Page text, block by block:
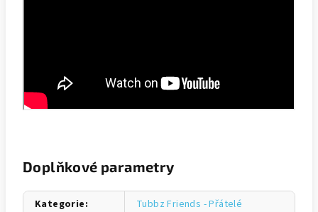
Doplňkové parametry
Kategorie:
Tubbz Friends - Přátelé